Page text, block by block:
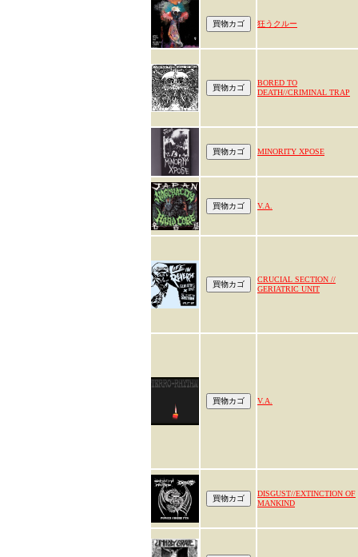
狂うクルー
BORED TO
DEATH//CRIMINAL TRAP
MINORITY XPOSE
V.A.
CRUCIAL SECTION //
GERIATRIC UNIT
V.A.
DISGUST//EXTINCTION OF
MANKIND